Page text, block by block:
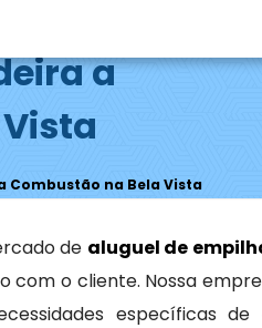
a
Combustão na Bela Vista
de aluguel de
com o cliente. Nossa
específicas